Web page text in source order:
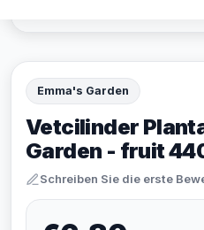
Emma's Garden
Vetcilinder
Garden - fruit
Schreiben Sie die erste